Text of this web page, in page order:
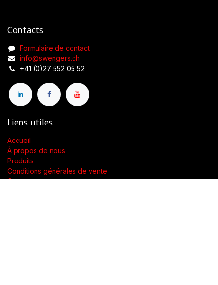
Contacts
Formulaire de contact
info@swengers.ch
+41 (0)27 552 05 52
Liens utiles
Accueil
À propos de nous
Produits
Conditions générales de vente
Contactez-nous